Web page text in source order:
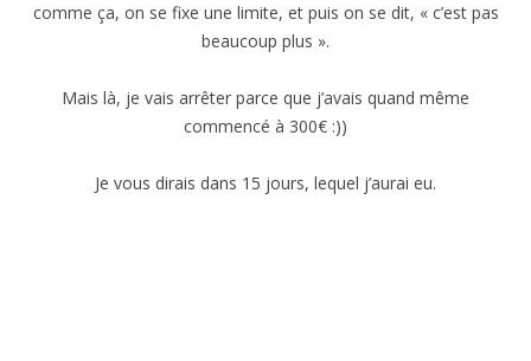
comme ça, on se fixe une limite, et puis on se dit, « c’est pas
beaucoup plus ».
Mais là, je vais arrêter parce que j’avais quand même
commencé à 300€ :))
Je vous dirais dans 15 jours, lequel j’aurai eu.